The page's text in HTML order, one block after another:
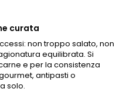
curata
non troppo salato, non
equilibrata. Si
e per la consistenza
antipasti o
solo.